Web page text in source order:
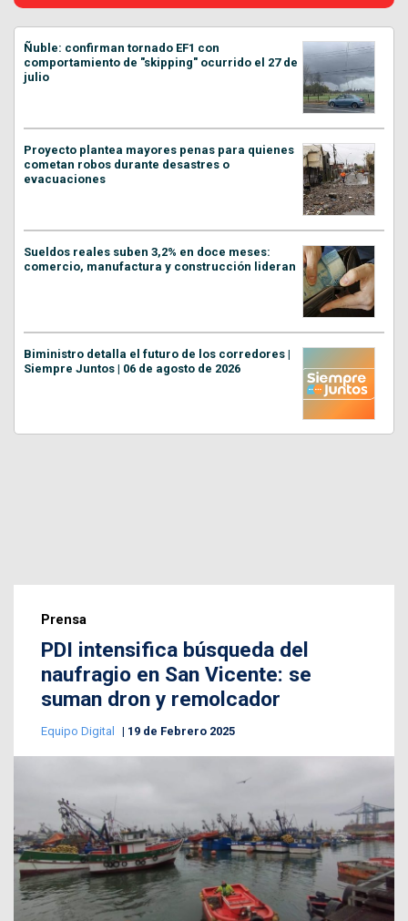
Ñuble: confirman tornado EF1 con
comportamiento de "skipping" ocurrido el 27 de
julio
Proyecto plantea mayores penas para quienes
cometan robos durante desastres o
evacuaciones
Sueldos reales suben 3,2% en doce meses:
comercio, manufactura y construcción lideran
Biministro detalla el futuro de los corredores |
Siempre Juntos | 06 de agosto de 2026
Prensa
PDI intensifica búsqueda del
naufragio en San Vicente: se
suman dron y remolcador
Equipo Digital 19 de Febrero 2025